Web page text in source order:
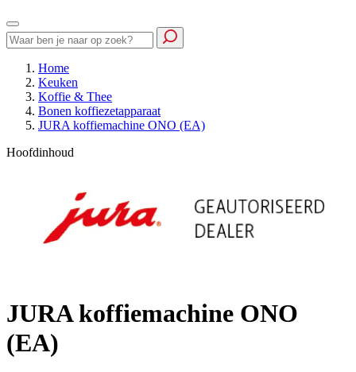
Home
Keuken
Koffie & Thee
Bonen koffiezetapparaat
JURA koffiemachine ONO (EA)
Hoofdinhoud
JURA koffiemachine ONO
(EA)